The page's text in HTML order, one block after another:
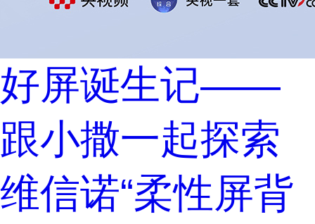
好屏诞生记——
跟小撒一起探索
维信诺“柔性屏背